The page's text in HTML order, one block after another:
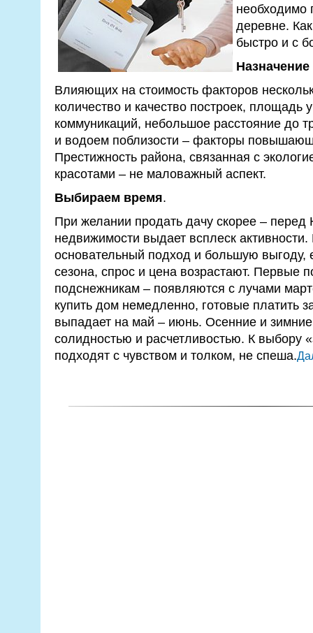
необходимо
деревне.
быстро и с
Влияющих на стоимость факторов
количество и качество построек, площадь
коммуникаций, небольшое расстояние до
и водоем поблизости – факторы
Престижность района, связанная с
красотами – не маловажный аспект.
Выбираем время.
При желании продать дачу скорее –
недвижимости выдает всплеск
основательный подход и большую выгоду,
сезона, спрос и цена возрастают. Первые
подснежникам – появляются с лучами
купить дом немедленно, готовые платить
выпадает на май – июнь. Осенние и
солидностью и расчетливостью. К выбору
подходят с чувством и толком, не спеша.